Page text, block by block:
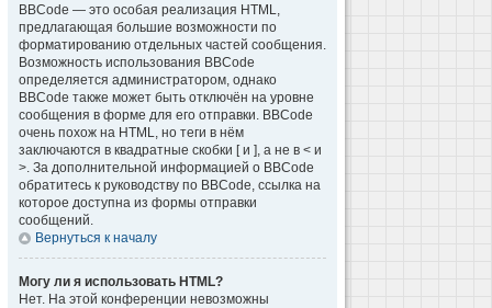
BBCode — это особая реализация HTML,
предлагающая большие возможности по
форматированию отдельных частей сообщения.
Возможность использования BBCode
определяется администратором, однако
BBCode также может быть отключён на уровне
сообщения в форме для его отправки. BBCode
очень похож на HTML, но теги в нём
заключаются в квадратные скобки [ и ], а не в < и
>. За дополнительной информацией о BBCode
обратитесь к руководству по BBCode, ссылка на
которое доступна из формы отправки
сообщений.
Вернуться к началу
Могу ли я использовать HTML?
Нет. На этой конференции невозможны